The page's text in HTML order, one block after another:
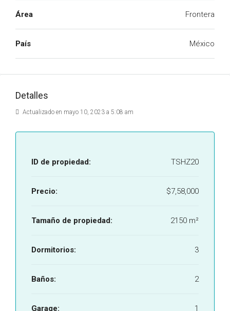
Área Frontera
País México
Detalles
Actualizado en mayo 10, 2023 a 5:08 am
ID de propiedad: TSHZ20
Precio: $7,58,000
Tamaño de propiedad: 2150 m²
Dormitorios: 3
Baños: 2
Garage: 1